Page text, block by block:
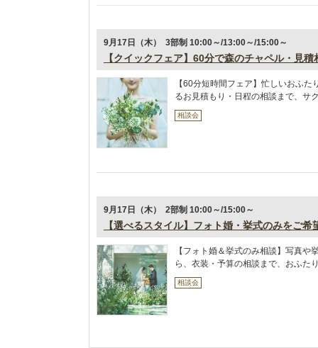
9月17日（木） 3部制 10:00～/13:00～/15:00～
【クイックフェア】60分で森のチャペル・見
【60分短時間フェア】忙しいおふ
るお見積もり・日程の相談まで、サ
相談会
9月17日（木） 2部制 10:00～/15:00～
【選べるスタイル】フォト婚・挙式のみをご希
【フォト婚＆挙式のみ相談】写真
ら、衣装・予算の相談まで、おふた
相談会